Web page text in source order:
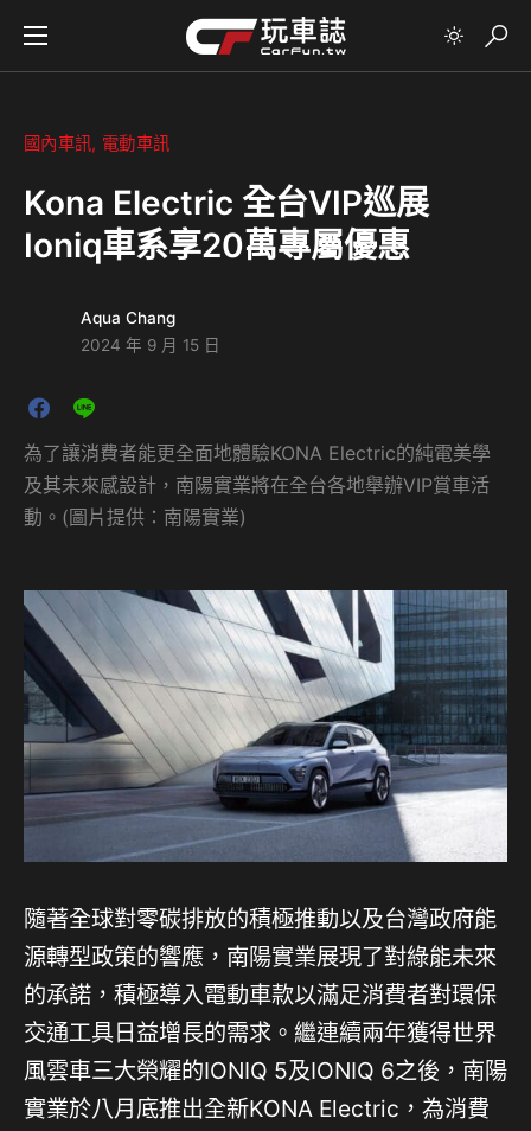
國內車訊 電動車訊
Kona Electric 全台VIP巡展
Ioniq車系享20萬專屬優惠
Aqua Chang
2024 年 9 月 15 日
為了讓消費者能更全面地體驗KONA Electric的純電美學
及其未來感設計，南陽實業將在全台各地舉辦VIP賞車活
動。(圖片提供：南陽實業)
隨著全球對零碳排放的積極推動以及台灣政府能
源轉型政策的響應，南陽實業展現了對綠能未來
的承諾，積極導入電動車款以滿足消費者對環保
交通工具日益增長的需求。繼連續兩年獲得世界
風雲車三大榮耀的IONIQ 5及IONIQ 6之後，南陽
實業於八月底推出全新KONA Electric，為消費